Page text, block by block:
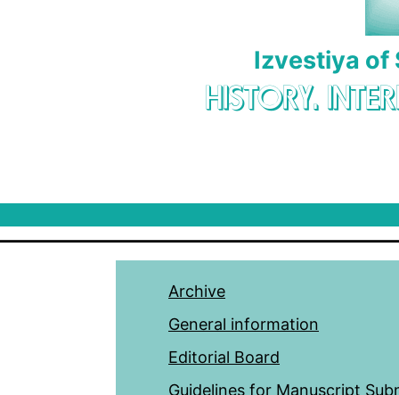
Izvestiya of
HISTORY.
Archive
General information
Editorial Board
Guidelines for Manuscript